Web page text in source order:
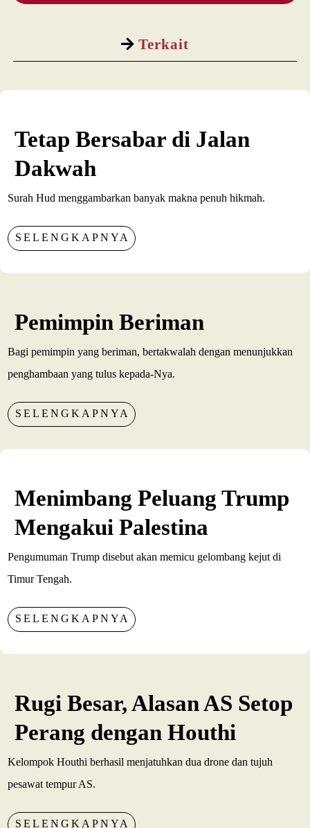
Terkait
Tetap Bersabar di Jalan
Dakwah
Surah Hud menggambarkan banyak makna penuh hikmah.
SELENGKAPNYA
Pemimpin Beriman
Bagi pemimpin yang beriman, bertakwalah dengan menunjukkan
penghambaan yang tulus kepada-Nya.
SELENGKAPNYA
Menimbang Peluang Trump
Mengakui Palestina
Pengumuman Trump disebut akan memicu gelombang kejut di
Timur Tengah.
SELENGKAPNYA
Rugi Besar, Alasan AS Setop
Perang dengan Houthi
Kelompok Houthi berhasil menjatuhkan dua drone dan tujuh
pesawat tempur AS.
SELENGKAPNYA